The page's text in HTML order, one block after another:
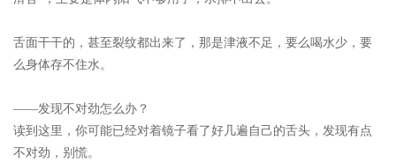
舌面干干的，甚至裂纹都出来了，那是津液不足，要么喝水少，要
么身体存不住水。
——发现不对劲怎么办？
读到这里，你可能已经对着镜子看了好几遍自己的舌头，发现有点
不对劲，别慌。